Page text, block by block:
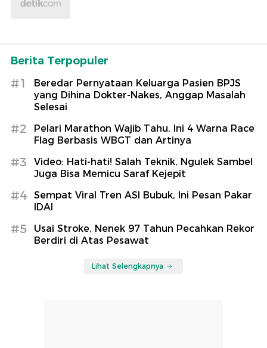
Berita Terpopuler
#1
Beredar Pernyataan Keluarga Pasien BPJS
yang Dihina Dokter-Nakes, Anggap Masalah
Selesai
#2
Pelari Marathon Wajib Tahu, Ini 4 Warna Race
Flag Berbasis WBGT dan Artinya
#3
Video: Hati-hati! Salah Teknik, Ngulek Sambel
Juga Bisa Memicu Saraf Kejepit
#4
Sempat Viral Tren ASI Bubuk, Ini Pesan Pakar
IDAI
#5
Usai Stroke, Nenek 97 Tahun Pecahkan Rekor
Berdiri di Atas Pesawat
Lihat Selengkapnya